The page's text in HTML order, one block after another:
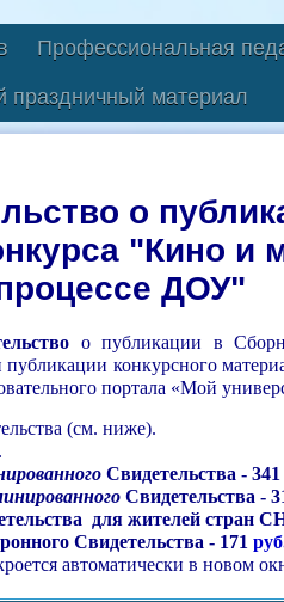
Профессиональная
праздничный материал
о
"Кино
ДОУ"
о публикации в
публикации конкурсного
портала «Мой
(см. ниже).
Свидетельства - 341
Свидетельства -
для жителей стран
Свидетельства - 171
автоматически в новом